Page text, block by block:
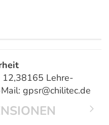
12,38165 Lehre-
gpsr@chilitec.de